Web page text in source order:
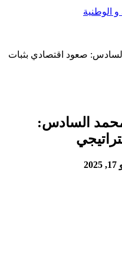
صعود اقتصادي بثبات
السادس: